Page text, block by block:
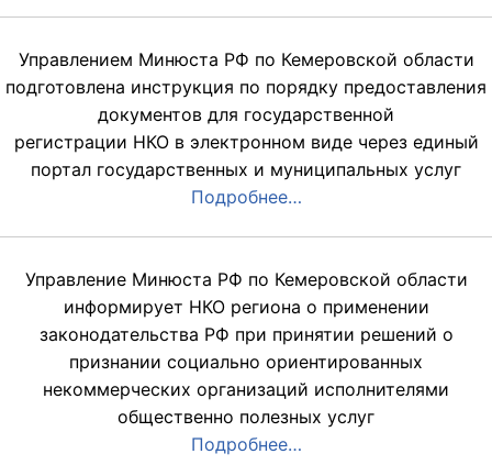
Управлением Минюста РФ по Кемеровской области
подготовлена инструкция по порядку предоставления
документов для государственной
регистрации НКО в электронном виде через единый
портал государственных и муниципальных услуг
Подробнее…
Управление Минюста РФ по Кемеровской области
информирует НКО региона о применении
законодательства РФ при принятии решений о
признании социально ориентированных
некоммерческих организаций исполнителями
общественно полезных услуг
Подробнее…